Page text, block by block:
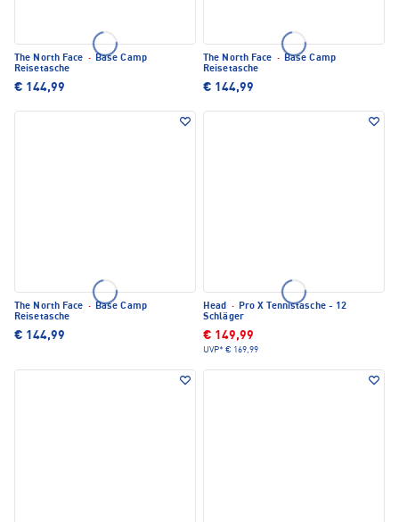
The North Face · Base Camp
Reisetasche
€ 144,99
The North Face · Base Camp
Reisetasche
€ 144,99
The North Face · Base Camp
Reisetasche
€ 144,99
Head · Pro X Tennistasche - 12
Schläger
€ 149,99
UVP* € 169,99